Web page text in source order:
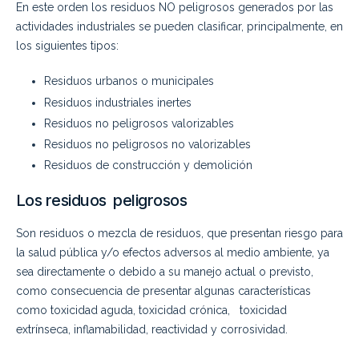
En este orden los residuos NO peligrosos generados por las
actividades industriales se pueden clasificar, principalmente, en
los siguientes tipos:
Residuos urbanos o municipales
Residuos industriales inertes
Residuos no peligrosos valorizables
Residuos no peligrosos no valorizables
Residuos de construcción y demolición
Los residuos peligrosos
Son residuos o mezcla de residuos, que presentan riesgo para
la salud pública y/o efectos adversos al medio ambiente, ya
sea directamente o debido a su manejo actual o previsto,
como consecuencia de presentar algunas características
como toxicidad aguda, toxicidad crónica, toxicidad
extrínseca, inflamabilidad, reactividad y corrosividad.